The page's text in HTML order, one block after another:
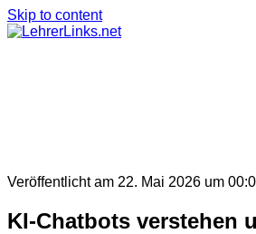
Skip to content
Veröffentlicht am 22. Mai 2026 um
KI-Chatbots verstehen